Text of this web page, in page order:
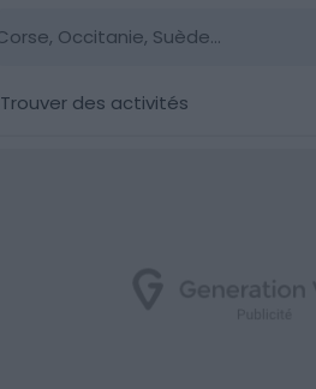
Trouver des activités